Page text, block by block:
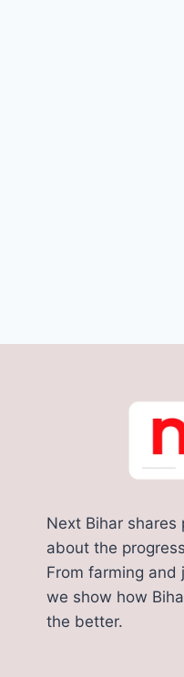
Next Bihar shares
about the
From farming
we show how
the better.